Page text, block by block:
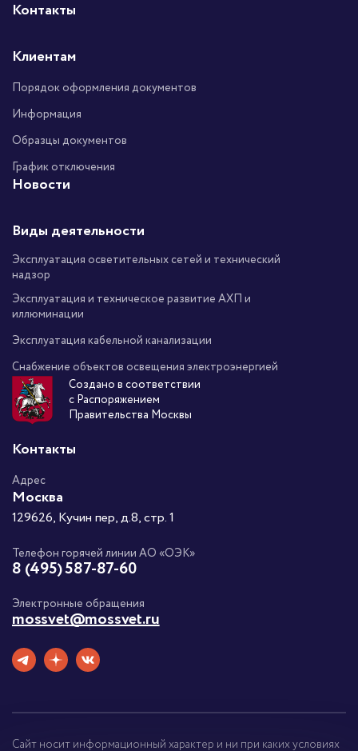
Виды деятельности
Эксплуатация осветительных сетей и технический
надзор
Эксплуатация и техническое развитие АХП и
иллюминации
Эксплуатация кабельной канализации
Снабжение объектов освещения электроэнергией
Создано в соответствии
с Распоряжением
Правительства Москвы
Контакты
Клиентам
Порядок оформления документов
Информация
Образцы документов
График отключения
Новости
Контакты
Адрес
Москва
129626, Кучин пер, д.8, стр. 1
Телефон горячей линии АО «ОЭК»
8 (495) 587-87-60
Электронные обращения
mossvet@mossvet.ru
Сайт носит информационный характер и ни при каких условиях